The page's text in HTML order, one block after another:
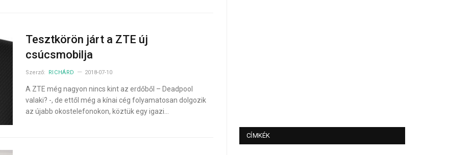
Tesztkörön járt a ZTE új
csúcsmobilja
Szerző: RICHÁRD 2018-07-10
A ZTE még nagyon nincs kint az erdőből – Deadpool
valaki? -, de ettől még a kínai cég folyamatosan dolgozik
az újabb okostelefonokon, köztük egy igazi…
CÍMKÉK